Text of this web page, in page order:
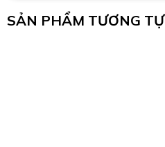
SẢN PHẨM TƯƠNG TỰ